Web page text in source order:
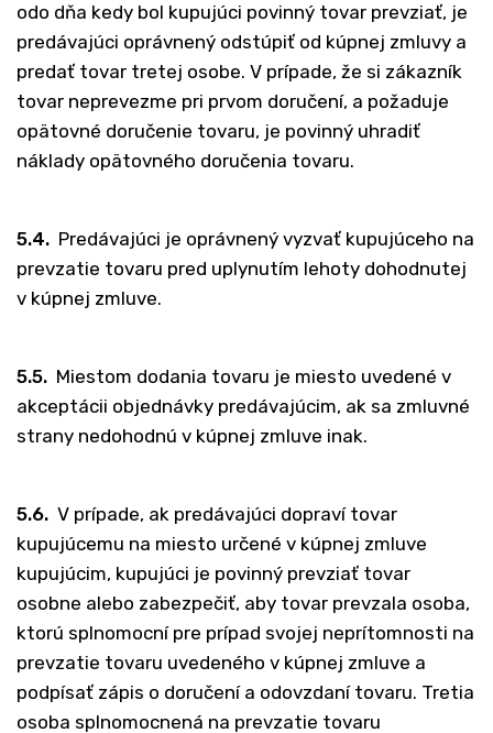
odo dňa kedy bol kupujúci povinný tovar prevziať, je
predávajúci oprávnený odstúpiť od kúpnej zmluvy a
predať tovar tretej osobe. V prípade, že si zákazník
tovar neprevezme pri prvom doručení, a požaduje
opätovné doručenie tovaru, je povinný uhradiť
náklady opätovného doručenia tovaru.
5.4. Predávajúci je oprávnený vyzvať kupujúceho na
prevzatie tovaru pred uplynutím lehoty dohodnutej
v kúpnej zmluve.
5.5. Miestom dodania tovaru je miesto uvedené v
akceptácii objednávky predávajúcim, ak sa zmluvné
strany nedohodnú v kúpnej zmluve inak.
5.6. V prípade, ak predávajúci dopraví tovar
kupujúcemu na miesto určené v kúpnej zmluve
kupujúcim, kupujúci je povinný prevziať tovar
osobne alebo zabezpečiť, aby tovar prevzala osoba,
ktorú splnomocní pre prípad svojej neprítomnosti na
prevzatie tovaru uvedeného v kúpnej zmluve a
podpísať zápis o doručení a odovzdaní tovaru. Tretia
osoba splnomocnená na prevzatie tovaru